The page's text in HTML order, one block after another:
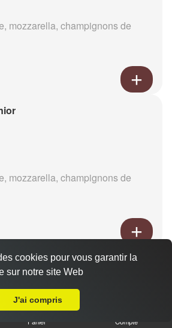
mozzarella, champignons de
mozzarella, champignons de
senior
Panier Compte
cookies pour vous garantir la
sur notre site Web
J'ai compris